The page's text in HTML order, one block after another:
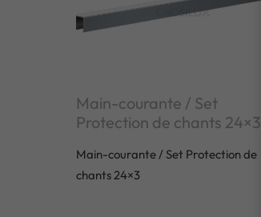
Main-courante / Set
Protection de chants 24×3
Main-courante / Set Protection de
chants 24×3